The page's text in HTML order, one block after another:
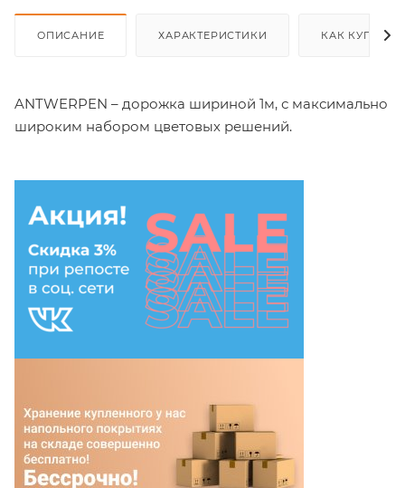
ОПИСАНИЕ ХАРАКТЕРИСТИКИ КАК КУПИТЬ
ANTWERPEN – дорожка шириной 1м, с максимально
широким набором цветовых решений.